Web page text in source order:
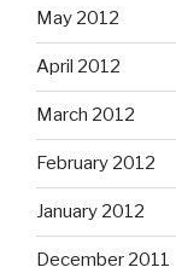
May 2012
April 2012
March 2012
February 2012
January 2012
December 2011